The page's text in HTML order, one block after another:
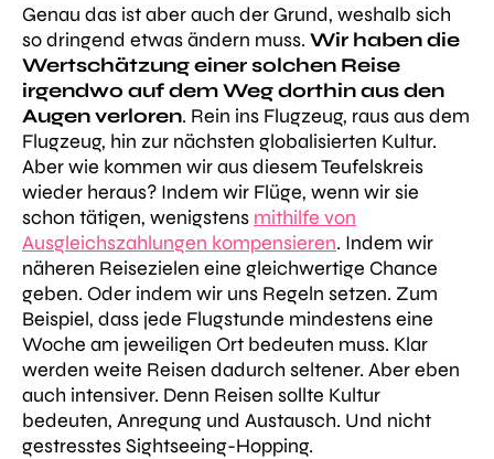
Genau das ist aber auch der Grund, weshalb sich
so dringend etwas ändern muss. Wir haben die
Wertschätzung einer solchen Reise
irgendwo auf dem Weg dorthin aus den
Augen verloren. Rein ins Flugzeug, raus aus dem
Flugzeug, hin zur nächsten globalisierten Kultur.
Aber wie kommen wir aus diesem Teufelskreis
wieder heraus? Indem wir Flüge, wenn wir sie
schon tätigen, wenigstens mithilfe von
Ausgleichszahlungen kompensieren. Indem wir
näheren Reisezielen eine gleichwertige Chance
geben. Oder indem wir uns Regeln setzen. Zum
Beispiel, dass jede Flugstunde mindestens eine
Woche am jeweiligen Ort bedeuten muss. Klar
werden weite Reisen dadurch seltener. Aber eben
auch intensiver. Denn Reisen sollte Kultur
bedeuten, Anregung und Austausch. Und nicht
gestresstes Sightseeing-Hopping.